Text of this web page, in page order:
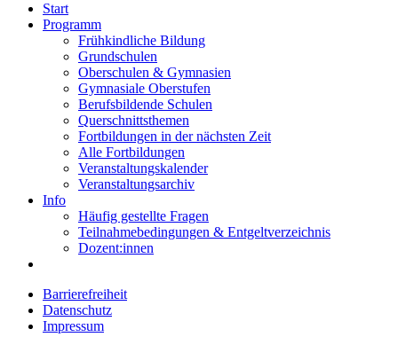
Start
Programm
Frühkindliche Bildung
Grundschulen
Oberschulen & Gymnasien
Gymnasiale Oberstufen
Berufsbildende Schulen
Querschnittsthemen
Fortbildungen in der nächsten Zeit
Alle Fortbildungen
Veranstaltungskalender
Veranstaltungsarchiv
Info
Häufig gestellte Fragen
Teilnahmebedingungen & Entgeltverzeichnis
Dozent:innen
Barrierefreiheit
Datenschutz
Impressum